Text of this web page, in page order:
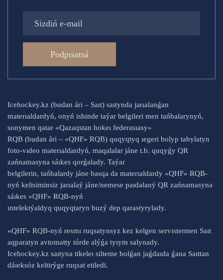
Podpısatsá
Icehockey.kz (budan ári – Saıt) saıtynda jarıalanǵan
materıaldardyń, onyń ishinde taýar belgileri men tańbalarynyń,
sonymen qatar «Qazaqstan hokeı federasıasy»
RQB (budan ári – «QHF» RQB) quqyqtyq ıegeri bolyp tabylatyn
foto-vıdeo materıaldardyń, maqalalar jáne t.b. quqyǵy QR
zańnamasyna sáıkes qorǵalady. Taýar
belgilerin, tańbalardy jáne basqa da materıaldardy «QHF» RQB-
nyń kelisiminsiz jarıalaý jáne/nemese paıdalaný QR zańnamasyna
sáıkes «QHF» RQB-nyń
ıntelektýaldyq quqyqtaryn buzý dep qarastyrylady.
«QHF» RQB-nyń resmı ruqsatynsyz kez kelgen servıstermen Saıt
aqparatyn avtomatty túrde alýǵa tyıym salynady.
Icehockey.kz saıtyna tikeleı silteme bolǵan jaǵdaıda ǵana Saıttan
dáıeksóz keltirýge ruqsat etiledi.